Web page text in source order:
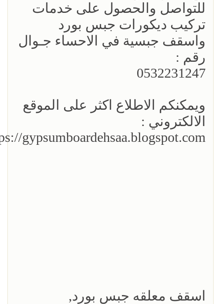
للتواصل والحصول على خدمات
تركيب ديكورات جبس بورد
واسقف جبسية في الاحساء جـوال
رقم :
0532231247
ويمكنكم الاطلاع اكثر على الموقع
الالكتروني :
gypsumboardehsaa.blogspot.com/
اسقف معلقه جبس بورد,